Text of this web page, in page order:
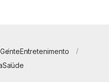
GenteEntretenimento
Saúde